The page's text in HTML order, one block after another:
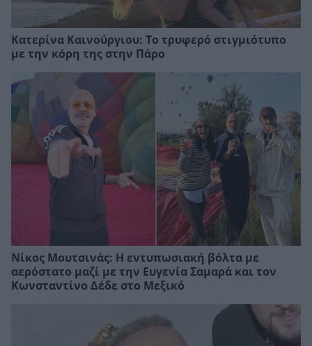
Κατερίνα Καινούργιου: Το τρυφερό στιγμιότυπο
με την κόρη της στην Πάρο
Νίκος Μουτσινάς: Η εντυπωσιακή βόλτα με
αερόστατο μαζί με την Ευγενία Σαμαρά και τον
Κωνσταντίνο Δέδε στο Μεξικό